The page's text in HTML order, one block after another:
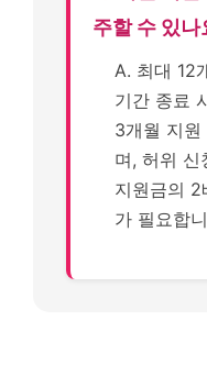
주할 수 있나
A. 최대 12
기간 종료
3개월 지
며, 허위 신
지원금의 2
가 필요합